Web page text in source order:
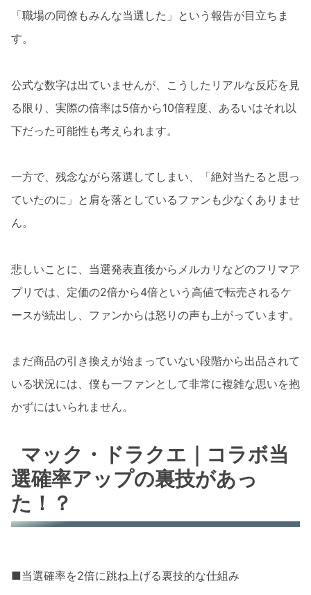
「職場の同僚もみんな当選した」という報告が目立ちま
す。
公式な数字は出ていませんが、こうしたリアルな反応を見
る限り、実際の倍率は5倍から10倍程度、あるいはそれ以
下だった可能性も考えられます。
一方で、残念ながら落選してしまい、「絶対当たると思っ
ていたのに」と肩を落としているファンも少なくありませ
ん。
悲しいことに、当選発表直後からメルカリなどのフリマア
プリでは、定価の2倍から4倍という高値で転売されるケ
ースが続出し、ファンからは怒りの声も上がっています。
まだ商品の引き換えが始まっていない段階から出品されて
いる状況には、僕も一ファンとして非常に複雑な思いを抱
かずにはいられません。
マック・ドラクエ｜コラボ当
選確率アップの裏技があっ
た！？
■当選確率を2倍に跳ね上げる裏技的な仕組み